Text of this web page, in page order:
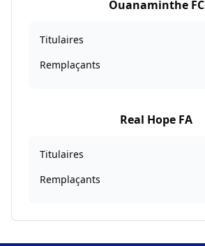
Ouanaminthe FC
Titulaires
Remplaçants
Real Hope FA
Titulaires
Remplaçants